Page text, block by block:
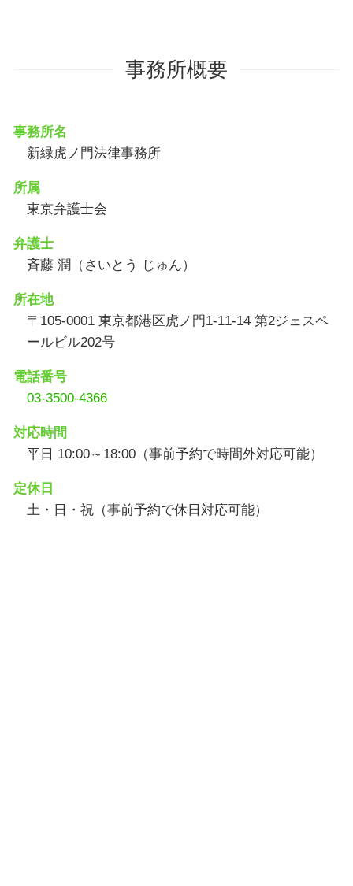
事務所概要
事務所名
新緑虎ノ門法律事務所
所属
東京弁護士会
弁護士
斉藤 潤（さいとう じゅん）
所在地
〒105-0001 東京都港区虎ノ門1-11-14 第2ジェスペ
ールビル202号
電話番号
03-3500-4366
対応時間
平日 10:00～18:00（事前予約で時間外対応可能）
定休日
土・日・祝（事前予約で休日対応可能）